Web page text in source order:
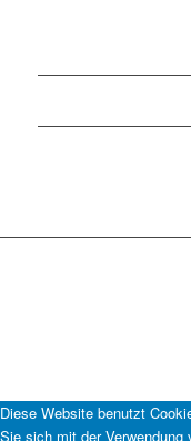
Diese Website benutzt
Sie sich mit der